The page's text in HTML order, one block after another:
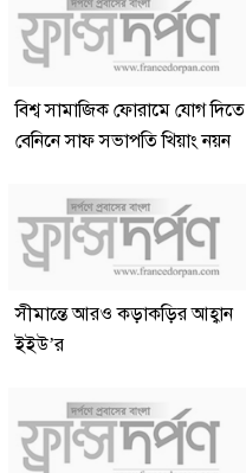
বিশ্ব সামাজিক ফোরামে যোগ দিতে
বেনিনে সাফ সভাপতি খিয়াং নয়ন
সীমান্তে আরও কড়াকড়ির আহ্বান
ইইউ’র